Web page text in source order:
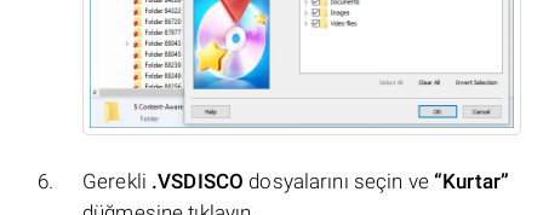
Gerekli .VSDISCO dosyalarını seçin ve “Kurtar”